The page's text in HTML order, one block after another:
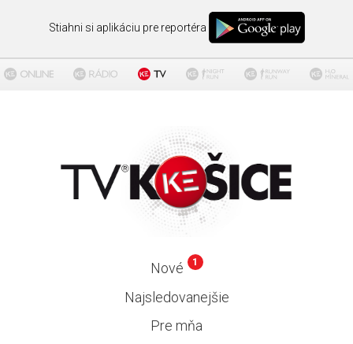
Stiahni si aplikáciu pre reportéra
Nové 1
Najsledovanejšie
Pre mňa